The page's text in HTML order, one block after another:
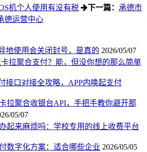
机个人使用有没有税 下一篇： 承德市
德运营中心
地使用会关闭封号，是真的 2026/05/07
拉聚合支付？能，但没你想的那么简单
接口对接全攻略，APP内唤起支付
拉聚合收银台API，手把手教你避开那
05/07
起来麻烦吗：学校专用的线上收费平台
数字化方案：适合哪些企业 2026/05/05